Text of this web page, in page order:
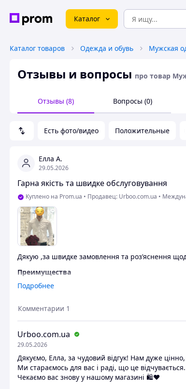
Каталог
Каталог товаров Одежда и обувь Мужская
Отзывы и вопросы про товар
Отзывы (8) Вопросы (0)
Есть фото/видео Положительные
Елла А.
29.05.2026
Гарна якість та швидке обслуговування
Куплено на Prom.ua • Продавец: Urboo.com.ua •
Дякую ,за швидке замовлення та розʼяснення
Преимущества
Швидке відправлення та товар відповідає
Немае
Подробнее
Комментарии 1
Urboo.com.ua
29.05.2026
Дякуємо, Елла, за чудовий відгук! Нам дуже
Ми стараємось для вас і раді, що це
Чекаємо вас знову у нашому магазині 🛍️❤️